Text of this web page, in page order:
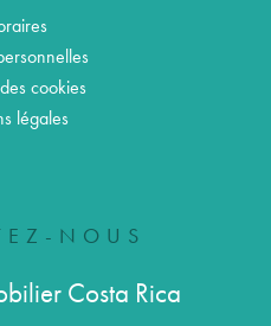
cookies
légales
NOUS
Costa Rica